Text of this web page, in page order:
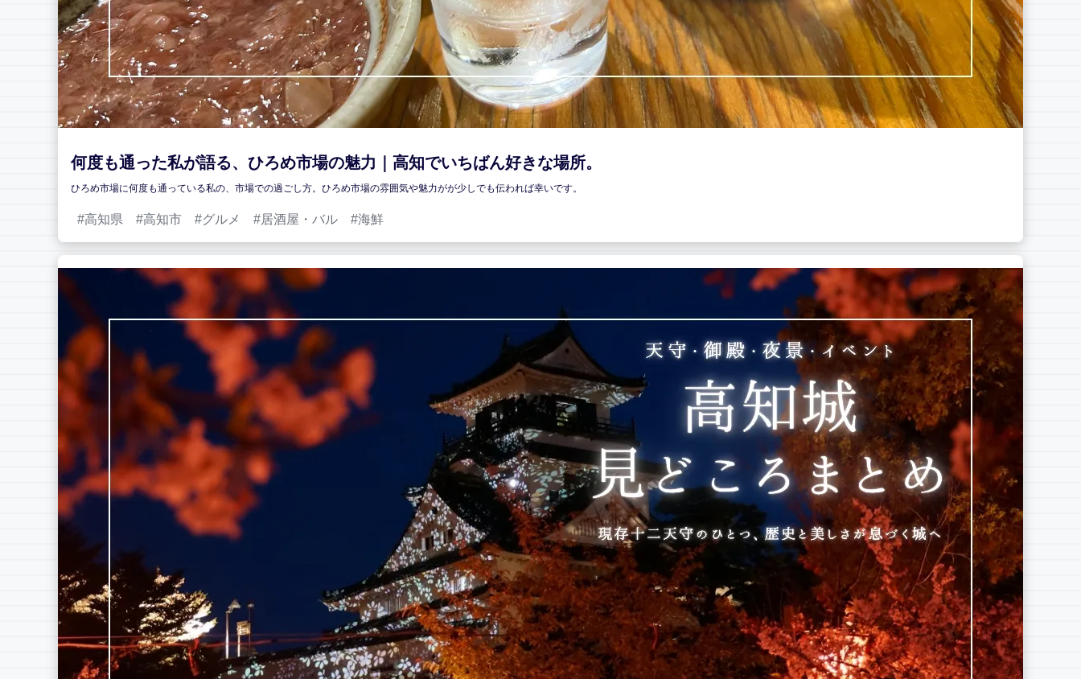
何度も通った私が語る、ひろめ市場の魅力｜高知でいちばん好きな場所。
ひろめ市場に何度も通っている私の、市場での過ごし方。ひろめ市場の雰囲気や魅力がが少しでも伝われば幸いです。
高知県 高知市 グルメ 居酒屋・バル 海鮮